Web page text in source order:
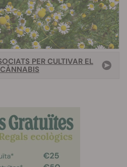
PER CULTIVAR EL